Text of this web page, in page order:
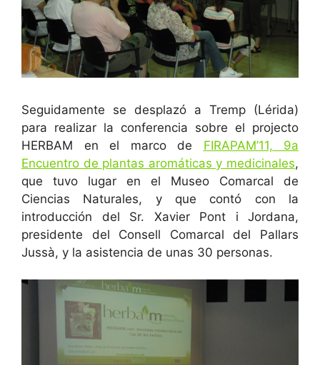
Seguidamente se desplazó a Tremp (Lérida)
para realizar la conferencia sobre el projecto
HERBAM en el marco de FIRAPAM’11, 9a
Encuentro de plantas aromáticas y medicinales,
que tuvo lugar en el Museo Comarcal de
Ciencias Naturales, y que contó con la
introducción del Sr. Xavier Pont i Jordana,
presidente del Consell Comarcal del Pallars
Jussà, y la asistencia de unas 30 personas.